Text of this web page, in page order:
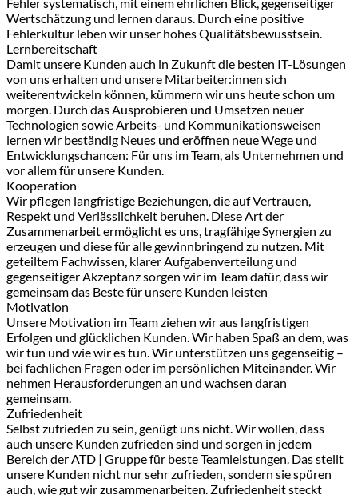
Wertschätzung und lernen daraus. Durch eine positive
Fehlerkultur leben wir unser hohes Qualitätsbewusstsein.
Lernbereitschaft
Damit unsere Kunden auch in Zukunft die besten IT-Lösungen
von uns erhalten und unsere Mitarbeiter:innen sich
weiterentwickeln können, kümmern wir uns heute schon um
morgen. Durch das Ausprobieren und Umsetzen neuer
Technologien sowie Arbeits- und Kommunikationsweisen
lernen wir beständig Neues und eröffnen neue Wege und
Entwicklungschancen: Für uns im Team, als Unternehmen und
vor allem für unsere Kunden.
Kooperation
Wir pflegen langfristige Beziehungen, die auf Vertrauen,
Respekt und Verlässlichkeit beruhen. Diese Art der
Zusammenarbeit ermöglicht es uns, tragfähige Synergien zu
erzeugen und diese für alle gewinnbringend zu nutzen. Mit
geteiltem Fachwissen, klarer Aufgabenverteilung und
gegenseitiger Akzeptanz sorgen wir im Team dafür, dass wir
gemeinsam das Beste für unsere Kunden leisten
Motivation
Unsere Motivation im Team ziehen wir aus langfristigen
Erfolgen und glücklichen Kunden. Wir haben Spaß an dem, was
wir tun und wie wir es tun. Wir unterstützen uns gegenseitig –
bei fachlichen Fragen oder im persönlichen Miteinander. Wir
nehmen Herausforderungen an und wachsen daran
gemeinsam.
Zufriedenheit
Selbst zufrieden zu sein, genügt uns nicht. Wir wollen, dass
auch unsere Kunden zufrieden sind und sorgen in jedem
Bereich der ATD | Gruppe für beste Teamleistungen. Das stellt
unsere Kunden nicht nur sehr zufrieden, sondern sie spüren
auch, wie gut wir zusammenarbeiten. Zufriedenheit steckt